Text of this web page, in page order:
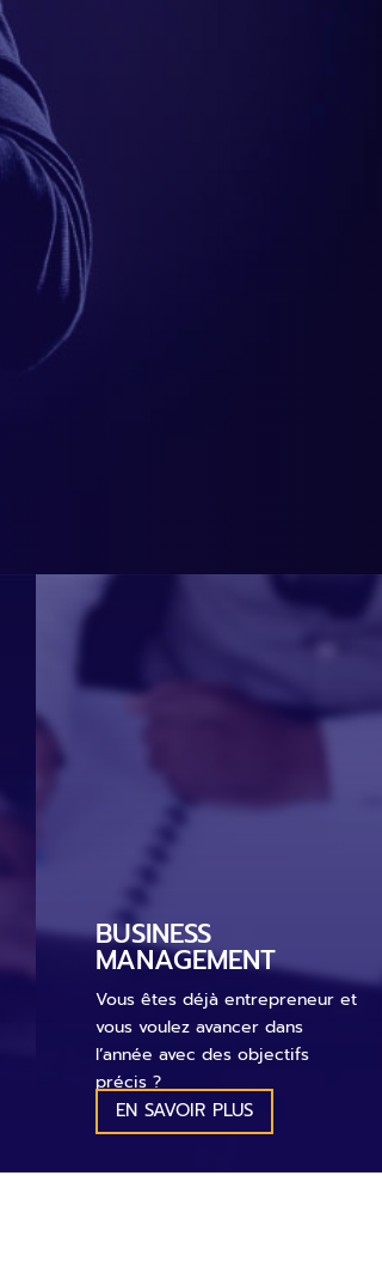
BUSINESS
MANAGEMENT
Vous êtes déjà entrepreneur et
vous voulez avancer dans
l’année avec des objectifs
précis ?
EN SAVOIR PLUS